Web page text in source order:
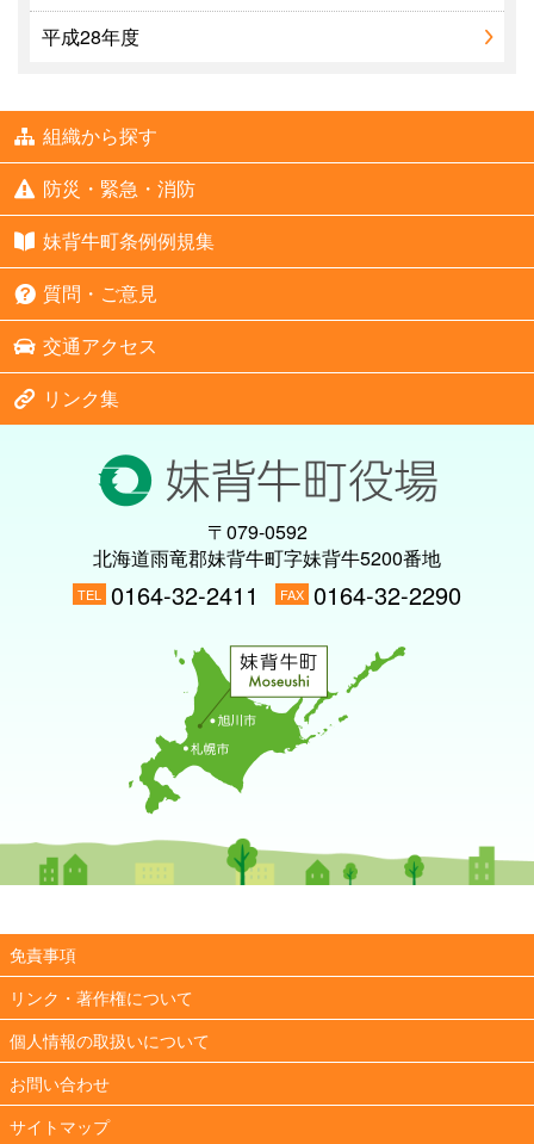
平成28年度
組織から探す
防災・緊急・消防
妹背牛町条例例規集
質問・ご意見
交通アクセス
リンク集
〒079-0592
北海道雨竜郡妹背牛町字妹背牛5200番地
TEL 0164-32-2411 FAX 0164-32-2290
免責事項
リンク・著作権について
個人情報の取扱いについて
お問い合わせ
サイトマップ